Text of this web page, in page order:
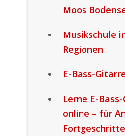
Moos
Musikschule
Regionen
E-Bass-
Lerne E-
online – für